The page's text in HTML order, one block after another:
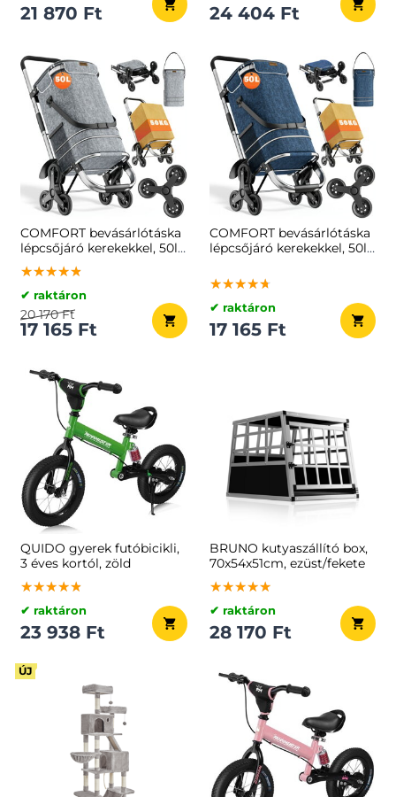
21 870 Ft 24 404 Ft
COMFORT bevásárlótáska
lépcsőjáró kerekekkel, 50l,
szürke
★★★★★
★★★★★
★★★★★
✔ raktáron
17 165 Ft
20 170 Ft
COMFORT bevásárlótáska
lépcsőjáró kerekekkel, 50l,
★★★★★
★★★★★
★★★★★
✔ raktáron
17 165 Ft
QUIDO gyerek futóbicikli,
3 éves kortól, zöld
★★★★★
★★★★★
★★★★★
✔ raktáron
23 938 Ft
BRUNO kutyaszállító box,
70x54x51cm, ezüst/fekete
★★★★★
★★★★★
★★★★★
✔ raktáron
28 170 Ft
ÚJ